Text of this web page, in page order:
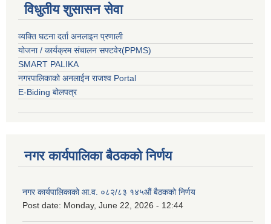
विधुतीय शुसासन सेवा
व्यक्ति घटना दर्ता अनलाइन प्रणाली
योजना / कार्यक्रम संचालन सफ्टवेर(PPMS)
SMART PALIKA
नगरपालिकाको अनलाईन राजश्व Portal
E-Biding बोलपत्र
नगर कार्यपालिका बैठकको निर्णय
नगर कार्यपालिकाको आ.व. ०८२/८३ १४५औं बैठकको निर्णय
Post date: Monday, June 22, 2026 - 12:44